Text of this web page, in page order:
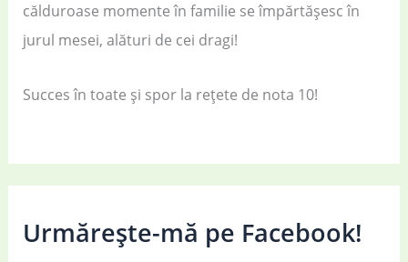
călduroase momente în familie se împărtășesc în
jurul mesei, alături de cei dragi!
Succes în toate și spor la rețete de nota 10!
Urmărește-mă pe Facebook!